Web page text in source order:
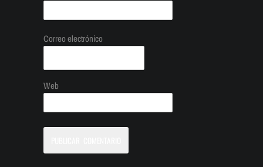
Correo electrónico
Web